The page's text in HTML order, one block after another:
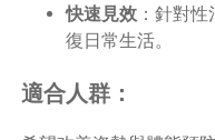
快速見效：針對性
復日常生活。
適合人群：